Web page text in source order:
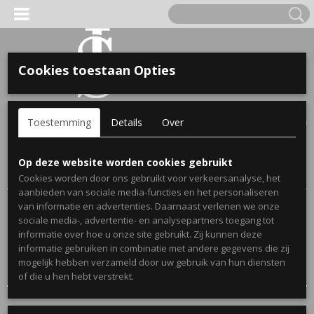
Inloggen Registreren
(0)
Home >Webshop> Gepersonaliseerde badlakens en poncho's
voor kinderen
Sorteer op:
1 2 3 »
VOOR KINDEREN
OPA & OMA.
NAAM EN GEBOORTEJAAR
Cookies toestaan Opties
Toestemming Details Over
Op deze website worden cookies gebruikt
Cookies worden door ons gebruikt voor verkeersanalyse, het
aanbieden van sociale media-functies en het personaliseren
van informatie en advertenties. Daarnaast verlenen we onze
sociale media-, advertentie- en analysepartners toegang tot
informatie over hoe u onze site gebruikt. Zij kunnen deze
informatie gebruiken in combinatie met andere gegevens die zij
mogelijk hebben verzameld door uw gebruik van hun diensten
of die u hen hebt verstrekt.